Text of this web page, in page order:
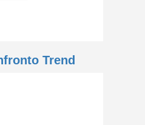
Trend